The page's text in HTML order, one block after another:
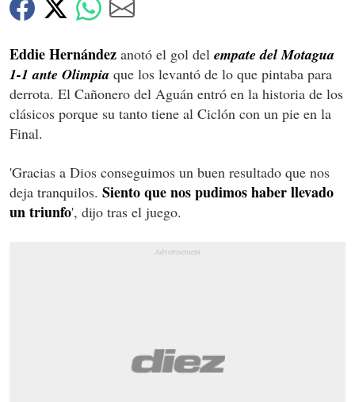
Eddie Hernández anotó el gol del empate del Motagua
1-1 ante Olimpia que los levantó de lo que pintaba para
derrota. El Cañonero del Aguán entró en la historia de los
clásicos porque su tanto tiene al Ciclón con un pie en la
Final.
'Gracias a Dios conseguimos un buen resultado que nos
deja tranquilos. Siento que nos pudimos haber llevado
un triunfo', dijo tras el juego.